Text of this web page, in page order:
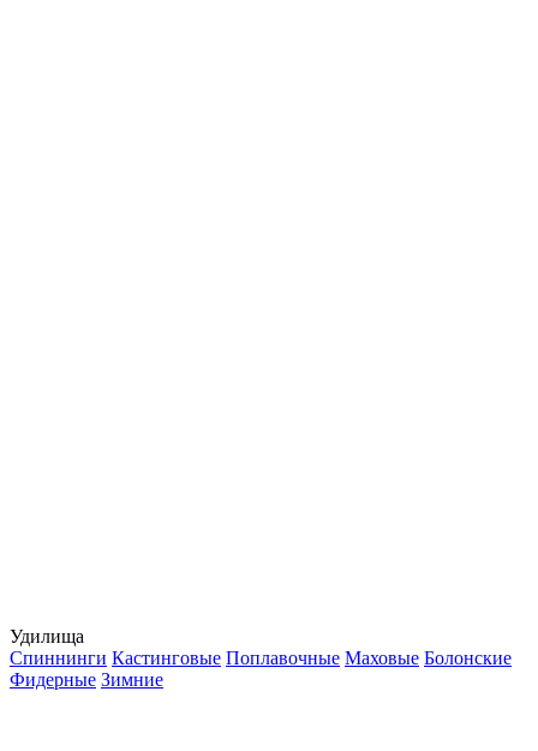
Удилища
Спиннинги Кастинговые Поплавочные Маховые Болонские
Фидерные Зимние